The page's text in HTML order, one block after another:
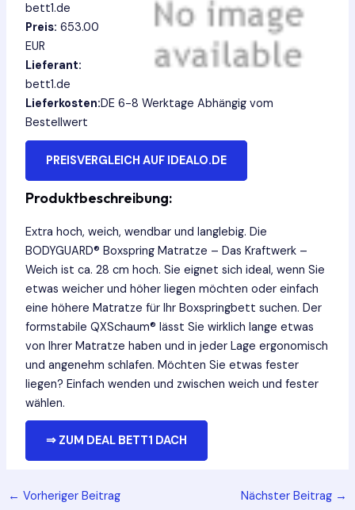
bett1.de
Preis: 653.00
EUR
Lieferant:
bett1.de
Lieferkosten:DE 6-8 Werktage Abhängig vom
Bestellwert
PREISVERGLEICH AUF IDEALO.DE
Produktbeschreibung:
Extra hoch, weich, wendbar und langlebig. Die
BODYGUARD® Boxspring Matratze – Das Kraftwerk –
Weich ist ca. 28 cm hoch. Sie eignet sich ideal, wenn Sie
etwas weicher und höher liegen möchten oder einfach
eine höhere Matratze für Ihr Boxspringbett suchen. Der
formstabile QXSchaum® lässt Sie wirklich lange etwas
von Ihrer Matratze haben und in jeder Lage ergonomisch
und angenehm schlafen. Möchten Sie etwas fester
liegen? Einfach wenden und zwischen weich und fester
wählen.
⇒ ZUM DEAL BETT1 DACH
Post
← Vorheriger Beitrag Nächster Beitrag →